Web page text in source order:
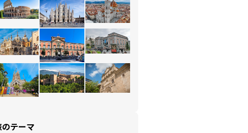
テーマ